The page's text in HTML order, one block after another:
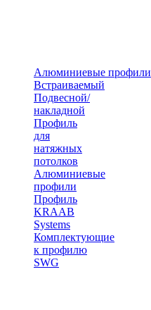
Алюминиевые профили
Встраиваемый
Подвесной/
накладной
Профиль
для
натяжных
потолков
Алюминиевые
профили
Профиль
KRAAB
Systems
Комплектующие
к профилю
SWG